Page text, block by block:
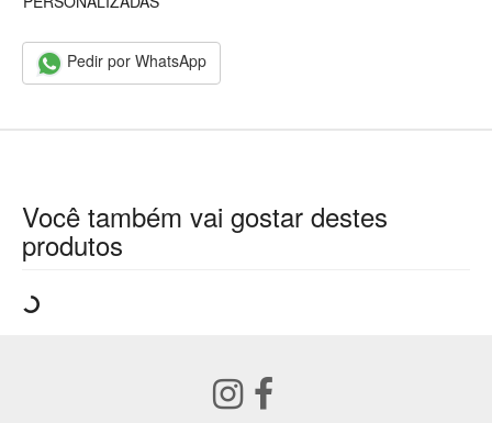
Pedir por WhatsApp
Você também vai gostar destes
produtos